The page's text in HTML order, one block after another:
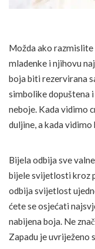
Možda ako
mladenke i njihovu
boja biti rezervirana
simbolike dopuštena
neboje. Kada vidimo
duljine, a kada
Bijela odbija sve
bijele svijetlosti kroz
odbija svijetlost
ćete se osjećati
nabijena boja. Ne
Zapadu je uvriježeno